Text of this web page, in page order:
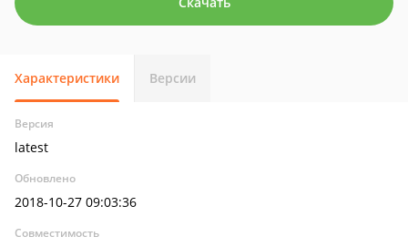
Характеристики Версии
Версия
latest
Обновлено
2018-10-27 09:03:36
Совместимость